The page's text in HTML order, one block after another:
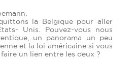
la Belgique pour aller
Unis. Pouvez-vous nous
un panorama un peu
et la loi américaine si vous
un lien entre les deux ?